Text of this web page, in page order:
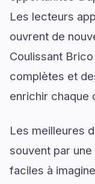
Les lecteurs
ouvrent de
Coulissant
complètes et
enrichir chaque
Les meilleures
souvent par
faciles à